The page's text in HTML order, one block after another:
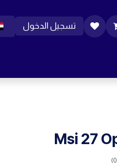
تسجيل الدخول
Msi 27